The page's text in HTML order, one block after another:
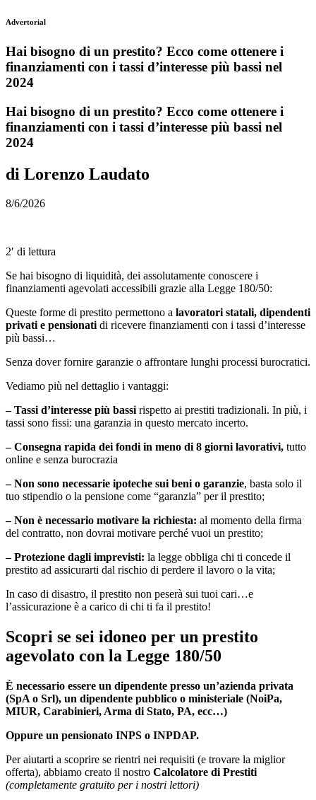
Advertorial
Hai bisogno di un prestito? Ecco come ottenere i
finanziamenti con i tassi d’interesse più bassi nel
2024
Hai bisogno di un prestito? Ecco come ottenere i
finanziamenti con i tassi d’interesse più bassi nel
2024
di Lorenzo Laudato
8/6/2026
2′ di lettura
Se hai bisogno di liquidità, dei assolutamente conoscere i
finanziamenti agevolati accessibili grazie alla Legge 180/50:
Queste forme di prestito permettono a lavoratori statali, dipendenti
privati e pensionatidi ricevere finanziamenti con i tassi d’interesse
più bassi…
Senza dover fornire garanzie o affrontare lunghi processi burocratici.
Vediamo più nel dettaglio i vantaggi:
– Tassi d’interesse più bassirispetto ai prestiti tradizionali. In più, i
tassi sono fissi: una garanzia in questo mercato incerto.
– Consegna rapida dei fondi in meno di 8 giorni lavorativi, tutto
online e senza burocrazia
– Non sono necessarie ipoteche sui beni o garanzie, basta solo il
tuo stipendio o la pensione come “garanzia” per il prestito;
– Non è necessario motivare la richiesta: al momento della firma
del contratto, non dovrai motivare perché vuoi un prestito;
– Protezione dagli imprevisti: la legge obbliga chi ti concede il
prestito ad assicurarti dal rischio di perdere il lavoro o la vita;
In caso di disastro, il prestito non peserà sui tuoi cari…e
l’assicurazione è a carico di chi ti fa il prestito!
Scopri se sei idoneo per un prestito
agevolato con la Legge 180/50
È necessario essere un dipendente presso un’azienda privata
(SpA o Srl), un dipendente pubblico o ministeriale (NoiPa,
MIUR, Carabinieri, Arma di Stato, PA, ecc…)
Oppure un pensionato INPS o INPDAP.
Per aiutarti a scoprire se rientri nei requisiti (e trovare la miglior
offerta), abbiamo creato il nostro Calcolatore di Prestiti
(completamente gratuito per i nostri lettori)